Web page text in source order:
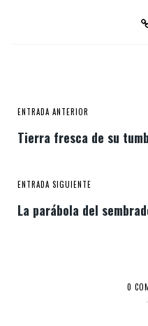
ENTRADA ANTERIOR
Tierra fresca de su
ENTRADA SIGUIENTE
La parábola del
0